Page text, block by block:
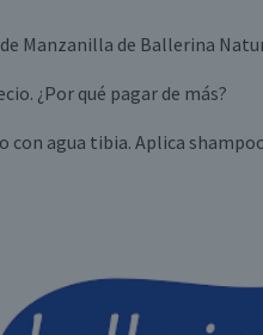
Manzanilla de Ballerina
¿Por qué pagar de más?
con agua tibia. Aplica